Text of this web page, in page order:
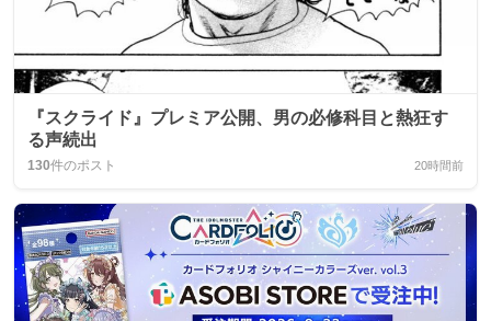
『スクライド』プレミア公開、男の必修科目と熱狂す
る声続出
130件のポスト 20時間前